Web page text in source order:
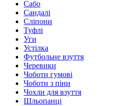
Сабо
Сандалі
Сліпони
Туфлі
Уги
Устілка
Футбольне взуття
Черевики
Чоботи гумові
Чоботи з піни
Чохли для взуття
Шльопанці